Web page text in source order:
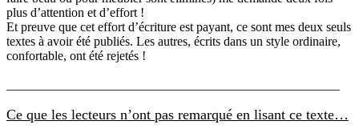
plus d’attention et d’effort !
Et preuve que cet effort d’écriture est payant, ce sont mes deux seuls
textes à avoir été publiés. Les autres, écrits dans un style ordinaire,
confortable, ont été rejetés !
Ce que les lecteurs n’ont pas remarqué en lisant ce texte…